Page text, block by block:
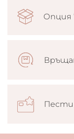
Опция
Пести